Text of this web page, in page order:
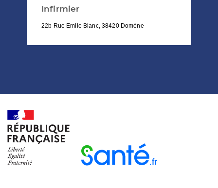
Infirmier
22b Rue Emile Blanc, 38420 Domène